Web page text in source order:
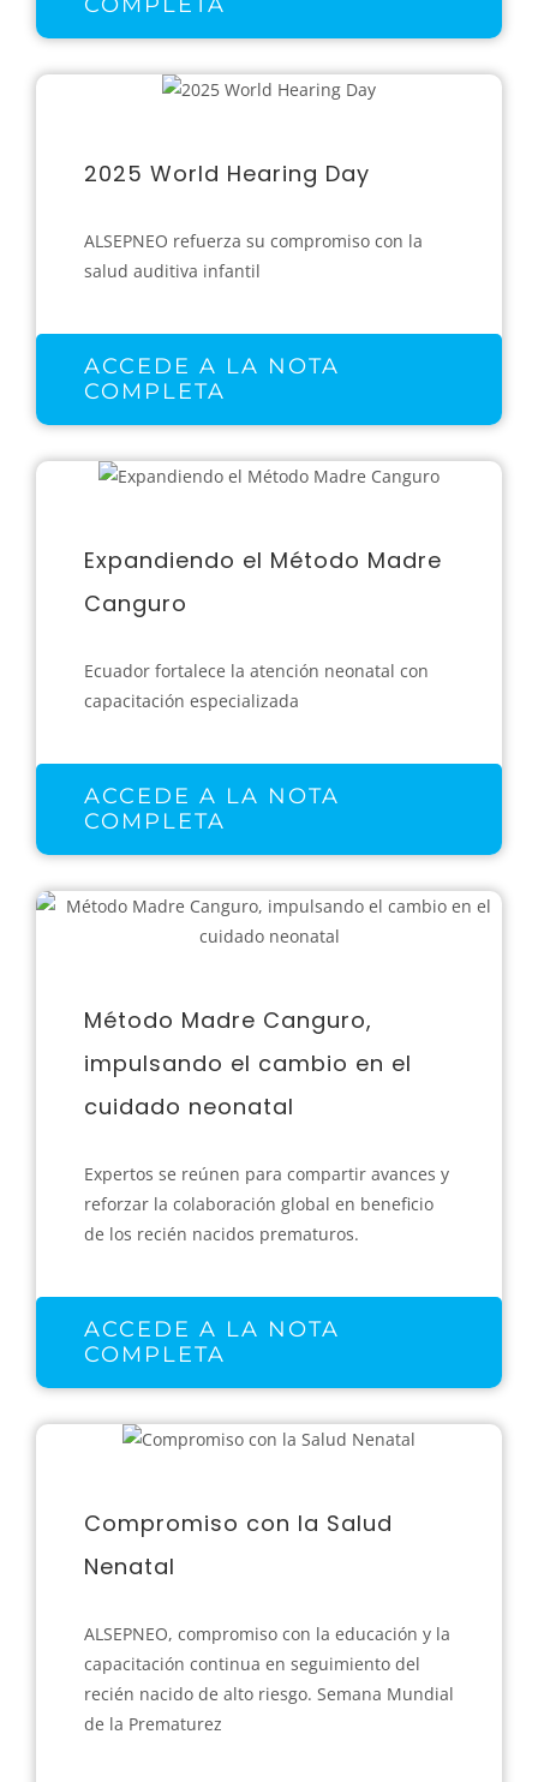
2025 World Hearing Day
ALSEPNEO refuerza su compromiso con la
salud auditiva infantil
ACCEDE A LA NOTA
COMPLETA
Expandiendo el Método Madre
Canguro
Ecuador fortalece la atención neonatal con
capacitación especializada
ACCEDE A LA NOTA
COMPLETA
Método Madre Canguro,
impulsando el cambio en el
cuidado neonatal
Expertos se reúnen para compartir avances y
reforzar la colaboración global en beneficio
de los recién nacidos prematuros.
ACCEDE A LA NOTA
COMPLETA
Compromiso con la Salud
Nenatal
ALSEPNEO, compromiso con la educación y la
capacitación continua en seguimiento del
recién nacido de alto riesgo. Semana Mundial
de la Prematurez